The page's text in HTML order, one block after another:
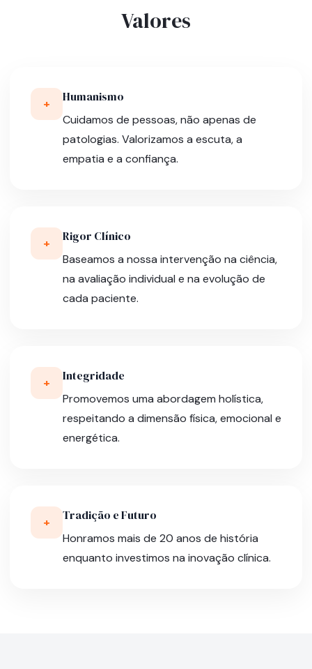
Valores
+ Humanismo
Cuidamos de pessoas, não apenas de
patologias. Valorizamos a escuta, a
empatia e a confiança.
+ Rigor Clínico
Baseamos a nossa intervenção na ciência,
na avaliação individual e na evolução de
cada paciente.
+ Integridade
Promovemos uma abordagem holística,
respeitando a dimensão física, emocional e
energética.
+ Tradição e Futuro
Honramos mais de 20 anos de história
enquanto investimos na inovação clínica.